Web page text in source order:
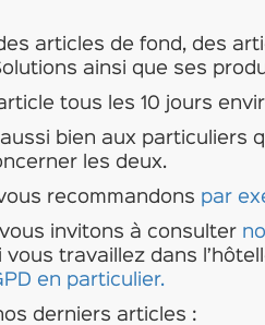
articles de fond, des
ainsi que ses
tous les 10 jours
aussi bien aux particuliers
les deux.
recommandons par
invitons à consulter
vous travaillez dans
en particulier.
derniers articles :